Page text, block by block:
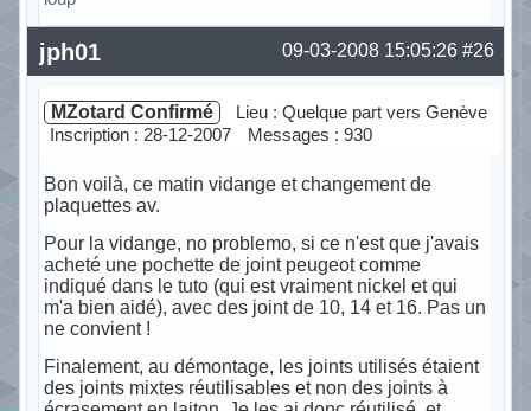
Hors ligne #26
09-03-2008 15:05:26
jph01
MZotard Confirmé
Lieu : Quelque part vers Genève
Inscription : 28-12-2007
Messages : 930
Bon voilà, ce matin vidange et changement de
plaquettes av.
Pour la vidange, no problemo, si ce n'est que j'avais
acheté une pochette de joint peugeot comme
indiqué dans le tuto (qui est vraiment nickel et qui
m'a bien aidé), avec des joint de 10, 14 et 16. Pas un
ne convient !
Finalement, au démontage, les joints utilisés étaient
des joints mixtes réutilisables et non des joints à